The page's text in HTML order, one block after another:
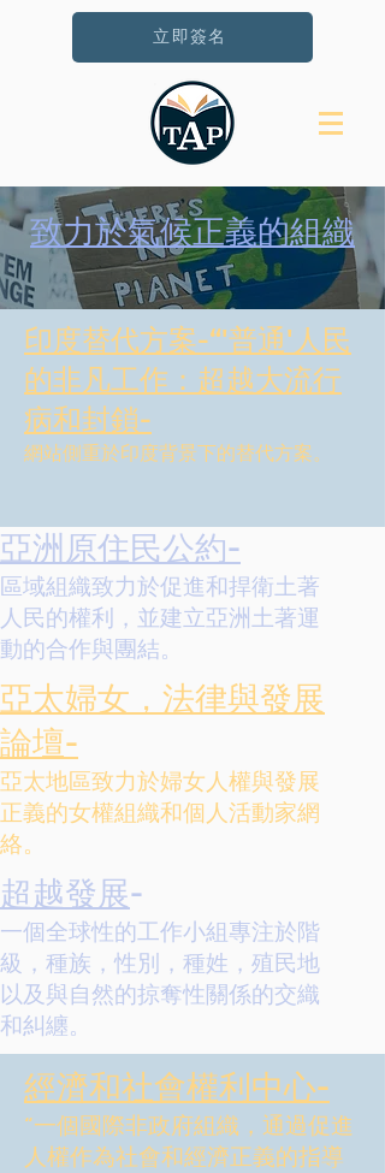
立即簽名
致力於氣候正義的組織
印度替代方案-“'普通'人民
的非凡工作：超越大流行
病和封鎖-
網站側重於印度背景下的替代方案。
亞洲原住民公約-
區域組織致力於促進和捍衛土著
人民的權利，並建立亞洲土著運
動的合作與團結。
亞太婦女，法律與發展
論壇-
亞太地區致力於婦女人權與發展
正義的女權組織和個人活動家網
絡。
超越發展-
一個全球性的工作小組專注於階
級，種族，性別，種姓，殖民地
以及與自然的掠奪性關係的交織
和糾纏。
經濟和社會權利中心-
“一個國際非政府組織，通過促進
人權作為社會和經濟正義的指導